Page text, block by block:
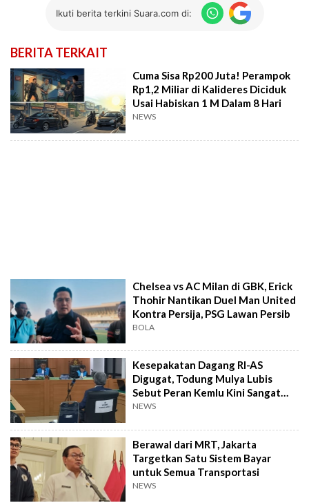
Ikuti berita terkini Suara.com di:
BERITA TERKAIT
Cuma Sisa Rp200 Juta! Perampok
Rp1,2 Miliar di Kalideres Diciduk
Usai Habiskan 1 M Dalam 8 Hari
NEWS
Chelsea vs AC Milan di GBK, Erick
Thohir Nantikan Duel Man United
Kontra Persija, PSG Lawan Persib
BOLA
Kesepakatan Dagang RI-AS
Digugat, Todung Mulya Lubis
Sebut Peran Kemlu Kini Sangat
Minim
NEWS
Berawal dari MRT, Jakarta
Targetkan Satu Sistem Bayar
untuk Semua Transportasi
NEWS